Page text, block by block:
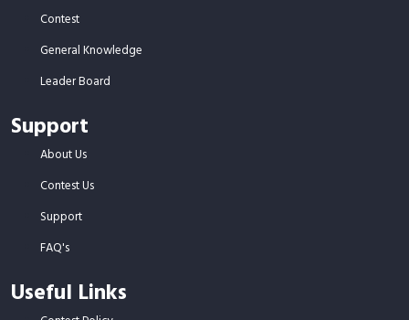
Contest
General Knowledge
Leader Board
Support
About Us
Contest Us
Support
FAQ's
Useful Links